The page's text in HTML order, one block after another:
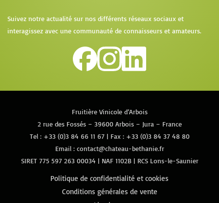
Suivez notre actualité sur nos différents réseaux sociaux et
interagissez avec une communauté de connaisseurs et amateurs.
Fruitière Vinicole d’Arbois
2 rue des Fossés – 39600 Arbois – Jura – France
Tel : +33 (0)3 84 66 11 67| Fax : +33 (0)3 84 37 48 80
Email : contact@chateau-bethanie.fr
SIRET 775 597 263 00034 | NAF 1102B | RCS Lons-le-Saunier
Politique de confidentialité et cookies
Conditions générales de vente